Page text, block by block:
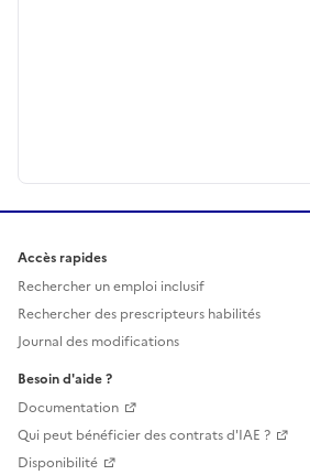
Accès rapides
Rechercher un emploi inclusif
Rechercher des prescripteurs habilités
Journal des modifications
Besoin d'aide ?
Documentation
Qui peut bénéficier des contrats d'IAE ?
Disponibilité